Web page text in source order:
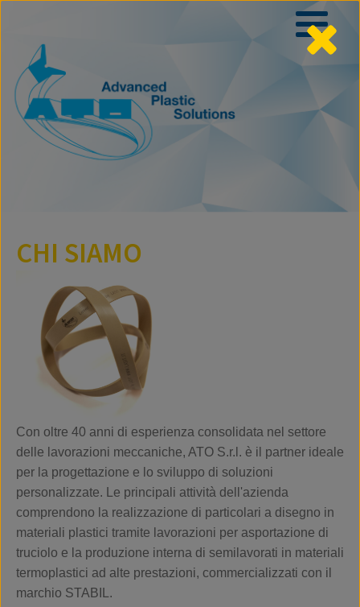
CHI SIAMO
Con oltre 40 anni di esperienza consolidata nel settore
delle lavorazioni meccaniche, ATO S.r.l. è il partner ideale
per la progettazione e lo sviluppo di soluzioni
personalizzate. Le principali attività dell'azienda
comprendono la realizzazione di particolari a disegno in
materiali plastici tramite lavorazioni per asportazione di
truciolo e la produzione interna di semilavorati in materiali
termoplastici ad alte prestazioni, commercializzati con il
marchio STABIL.